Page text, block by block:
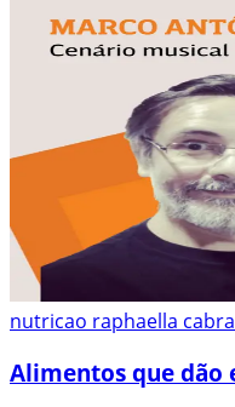
nutricao raphaella
Alimentos que dão